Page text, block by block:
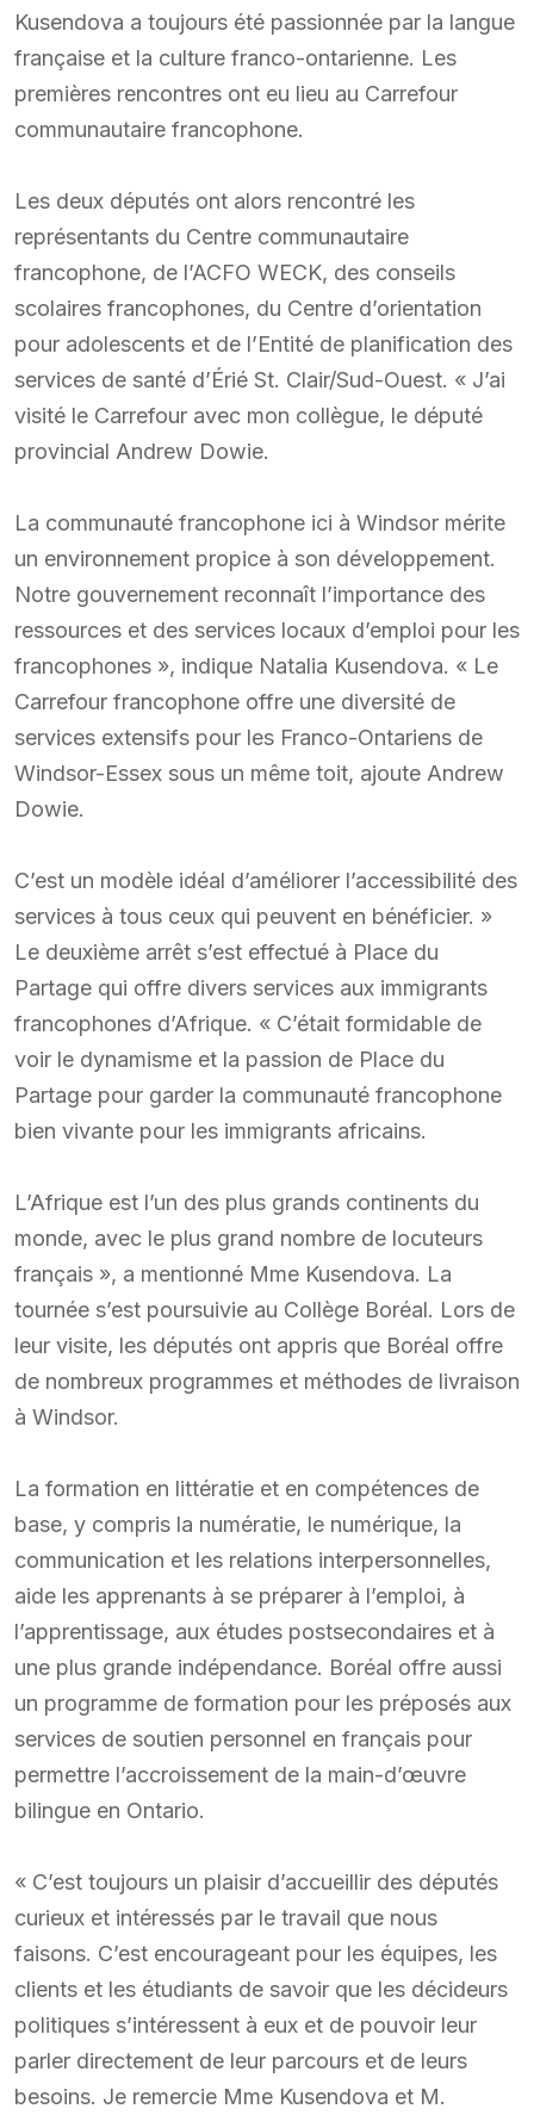
Kusendova a toujours été passionnée par la langue
française et la culture franco-ontarienne. Les
premières rencontres ont eu lieu au Carrefour
communautaire francophone.
Les deux députés ont alors rencontré les
représentants du Centre communautaire
francophone, de l’ACFO WECK, des conseils
scolaires francophones, du Centre d’orientation
pour adolescents et de l’Entité de planification des
services de santé d’Érié St. Clair/Sud-Ouest. « J’ai
visité le Carrefour avec mon collègue, le député
provincial Andrew Dowie.
La communauté francophone ici à Windsor mérite
un environnement propice à son développement.
Notre gouvernement reconnaît l’importance des
ressources et des services locaux d’emploi pour les
francophones », indique Natalia Kusendova. « Le
Carrefour francophone offre une diversité de
services extensifs pour les Franco-Ontariens de
Windsor-Essex sous un même toit, ajoute Andrew
Dowie.
C’est un modèle idéal d’améliorer l’accessibilité des
services à tous ceux qui peuvent en bénéficier. »
Le deuxième arrêt s’est effectué à Place du
Partage qui offre divers services aux immigrants
francophones d’Afrique. « C’était formidable de
voir le dynamisme et la passion de Place du
Partage pour garder la communauté francophone
bien vivante pour les immigrants africains.
L’Afrique est l’un des plus grands continents du
monde, avec le plus grand nombre de locuteurs
français », a mentionné Mme Kusendova. La
tournée s’est poursuivie au Collège Boréal. Lors de
leur visite, les députés ont appris que Boréal offre
de nombreux programmes et méthodes de livraison
à Windsor.
La formation en littératie et en compétences de
base, y compris la numératie, le numérique, la
communication et les relations interpersonnelles,
aide les apprenants à se préparer à l’emploi, à
l’apprentissage, aux études postsecondaires et à
une plus grande indépendance. Boréal offre aussi
un programme de formation pour les préposés aux
services de soutien personnel en français pour
permettre l’accroissement de la main-d’œuvre
bilingue en Ontario.
« C’est toujours un plaisir d’accueillir des députés
curieux et intéressés par le travail que nous
faisons. C’est encourageant pour les équipes, les
clients et les étudiants de savoir que les décideurs
politiques s’intéressent à eux et de pouvoir leur
parler directement de leur parcours et de leurs
besoins. Je remercie Mme Kusendova et M.